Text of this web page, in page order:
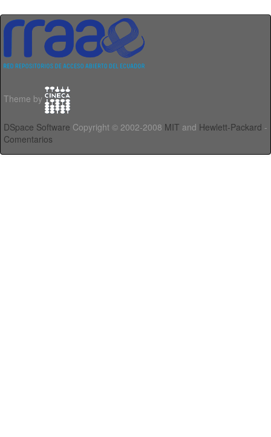
Theme by
DSpace Software Copyright © 2002-2008 MIT and Hewlett-Packard -
Comentarios